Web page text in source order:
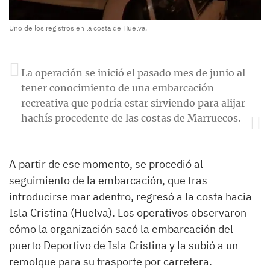
Uno de los registros en la costa de Huelva.
La operación se inició el pasado mes de junio al
tener conocimiento de una embarcación
recreativa que podría estar sirviendo para alijar
hachís procedente de las costas de Marruecos.
A partir de ese momento, se procedió al
seguimiento de la embarcación, que tras
introducirse mar adentro, regresó a la costa hacia
Isla Cristina (Huelva). Los operativos observaron
cómo la organización sacó la embarcación del
puerto Deportivo de Isla Cristina y la subió a un
remolque para su trasporte por carretera.